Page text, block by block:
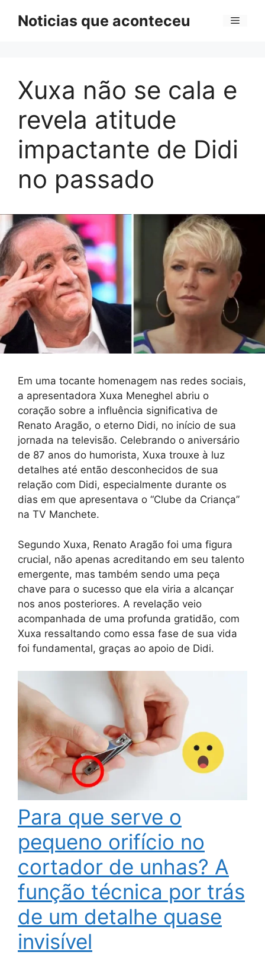
Noticias que aconteceu Menu
Xuxa não se cala e
revela atitude
impactante de Didi
no passado
Em uma tocante homenagem nas redes sociais,
a apresentadora Xuxa Meneghel abriu o
coração sobre a influência significativa de
Renato Aragão, o eterno Didi, no início de sua
jornada na televisão. Celebrando o aniversário
de 87 anos do humorista, Xuxa trouxe à luz
detalhes até então desconhecidos de sua
relação com Didi, especialmente durante os
dias em que apresentava o “Clube da Criança”
na TV Manchete.
Segundo Xuxa, Renato Aragão foi uma figura
crucial, não apenas acreditando em seu talento
emergente, mas também sendo uma peça
chave para o sucesso que ela viria a alcançar
nos anos posteriores. A revelação veio
acompanhada de uma profunda gratidão, com
Xuxa ressaltando como essa fase de sua vida
foi fundamental, graças ao apoio de Didi.
Para que serve o
pequeno orifício no
cortador de unhas? A
função técnica por trás
de um detalhe quase
invisível